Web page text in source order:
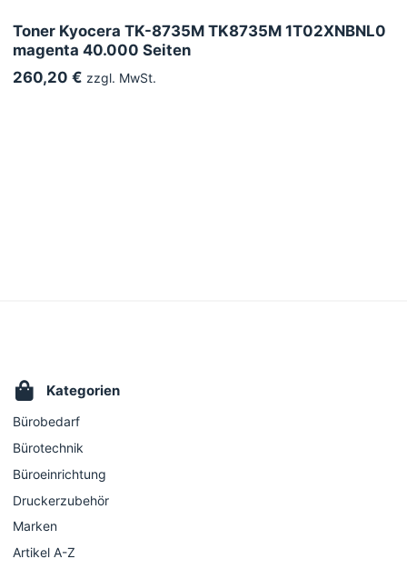
Toner Kyocera TK-8735M TK8735M 1T02XNBNL0
magenta 40.000 Seiten
260,20 € zzgl. MwSt.
Kategorien
Bürobedarf
Bürotechnik
Büroeinrichtung
Druckerzubehör
Marken
Artikel A-Z